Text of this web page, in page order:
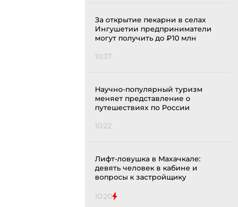
За открытие пекарни в селах
Ингушетии предприниматели
могут получить до ₽10 млн
10:37
Научно-популярный туризм
меняет представление о
путешествиях по России
10:22
Лифт-ловушка в Махачкале:
девять человек в кабине и
вопросы к застройщику
10:20